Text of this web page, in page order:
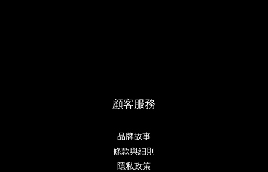
顧客服務
品牌故事
條款與細則
隱私政策